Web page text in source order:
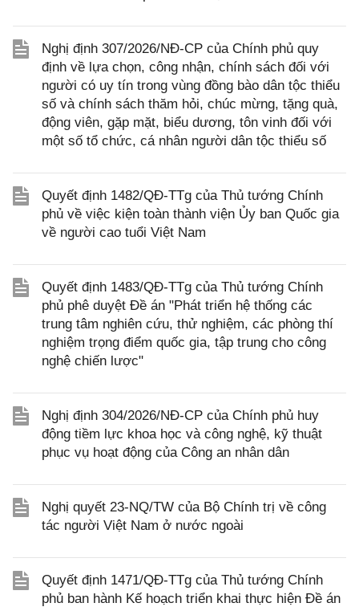
Nghị định 307/2026/NĐ-CP của Chính phủ quy
định về lựa chọn, công nhận, chính sách đối với
người có uy tín trong vùng đồng bào dân tộc thiểu
số và chính sách thăm hỏi, chúc mừng, tặng quà,
động viên, gặp mặt, biểu dương, tôn vinh đối với
một số tổ chức, cá nhân người dân tộc thiểu số
Quyết định 1482/QĐ-TTg của Thủ tướng Chính
phủ về việc kiện toàn thành viện Ủy ban Quốc gia
về người cao tuổi Việt Nam
Quyết định 1483/QĐ-TTg của Thủ tướng Chính
phủ phê duyệt Đề án "Phát triển hệ thống các
trung tâm nghiên cứu, thử nghiệm, các phòng thí
nghiệm trọng điểm quốc gia, tập trung cho công
nghệ chiến lược"
Nghị định 304/2026/NĐ-CP của Chính phủ huy
động tiềm lực khoa học và công nghệ, kỹ thuật
phục vụ hoạt động của Công an nhân dân
Nghị quyết 23-NQ/TW của Bộ Chính trị về công
tác người Việt Nam ở nước ngoài
Quyết định 1471/QĐ-TTg của Thủ tướng Chính
phủ ban hành Kế hoạch triển khai thực hiện Đề án